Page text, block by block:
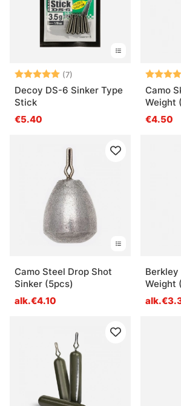
Arvio: (7)
5.0 5:sta tähdestä
Decoy DS-6 Sinker Type
Stick
€5.40
Arvio:
Camo
Weight
€4.50
Camo Steel Drop Shot
Sinker (5pcs)
alk.€4.10
Berkley
Weight